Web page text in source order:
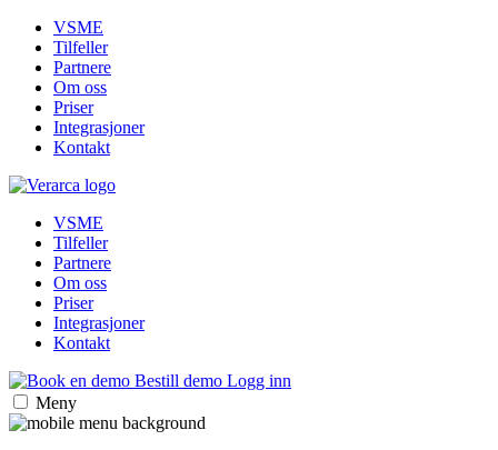
VSME
Tilfeller
Partnere
Om oss
Priser
Integrasjoner
Kontakt
VSME
Tilfeller
Partnere
Om oss
Priser
Integrasjoner
Kontakt
Bestill demo Logg inn
Meny